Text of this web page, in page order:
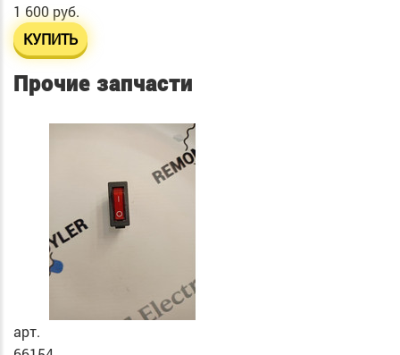
1 600 руб.
КУПИТЬ
Прочие запчасти
арт.